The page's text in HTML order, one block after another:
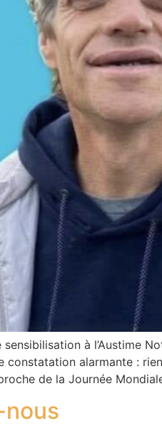
à l’Austime
constatation alarmante :
de la Journée